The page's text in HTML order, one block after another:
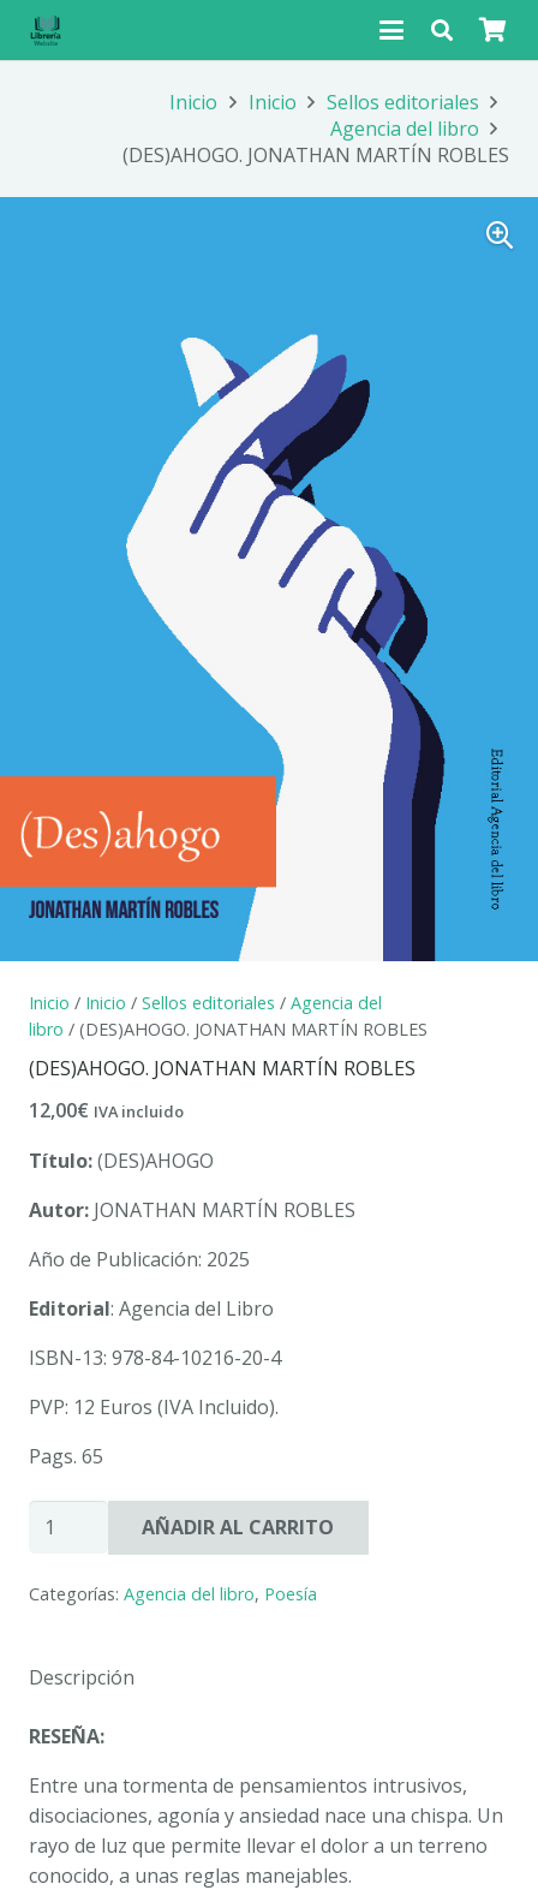
Inicio Inicio
Sellos editoriales
Agencia del libro
(DES)AHOGO. JONATHAN MARTÍN ROBLES
Inicio / Inicio / Sellos editoriales / Agencia del
libro / (DES)AHOGO. JONATHAN MARTÍN ROBLES
(DES)AHOGO. JONATHAN MARTÍN ROBLES
12,00€ IVA incluido
Título:(DES)AHOGO
Autor: JONATHAN MARTÍN ROBLES
Año de Publicación: 2025
Editorial: Agencia del Libro
ISBN-13: 978-84-10216-20-4
PVP: 12 Euros (IVA Incluido).
Pags. 65
(DES)AHOGO.
ROBLES
AÑADIR AL CARRITO
Categorías: Agencia del libro, Poesía
Descripción
RESEÑA:
Entre una tormenta de pensamientos intrusivos,
disociaciones, agonía y ansiedad nace una chispa. Un
rayo de luz que permite llevar el dolor a un terreno
conocido, a unas reglas manejables.